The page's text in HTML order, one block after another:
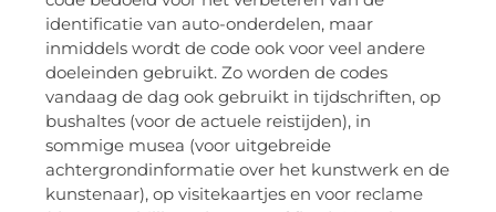
identificatie van auto-onderdelen, maar
inmiddels wordt de code ook voor veel andere
doeleinden gebruikt. Zo worden de codes
vandaag de dag ook gebruikt in tijdschriften, op
bushaltes (voor de actuele reistijden), in
sommige musea (voor uitgebreide
achtergrondinformatie over het kunstwerk en de
kunstenaar), op visitekaartjes en voor reclame